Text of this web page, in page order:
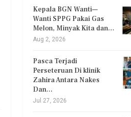
Kepala BGN Wanti—
Wanti SPPG Pakai Gas
Melon, Minyak Kita dan…
Aug 2, 2026
Pasca Terjadi
Perseteruan Di klinik
Zahira Antara Nakes
Dan…
Jul 27, 2026